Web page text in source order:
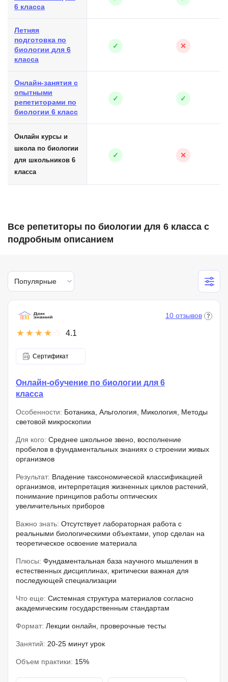
6 класса
Летняя
подготовка по
биологии для 6
класса
✓ ✕
Онлайн-занятия с
опытными
репетиторами по
биологии 6 класс
✓ ✓
Онлайн курсы и
школа по биологии
для школьников 6
класса
✓ ✕
Все репетиторы по биологии для 6 класса с
подробным описанием
Популярные
4.1
10 отзывов
Сертификат
Онлайн-обучение по биологии для 6
класса
Особенности: Ботаника, Альгология, Микология, Методы
световой микроскопии
Для кого: Среднее школьное звено, восполнение
пробелов в фундаментальных знаниях о строении живых
организмов
Результат: Владение таксономической классификацией
организмов, интерпретация жизненных циклов растений,
понимание принципов работы оптических
увеличительных приборов
Важно знать: Отсутствует лабораторная работа с
реальными биологическими объектами, упор сделан на
теоретическое освоение материала
Плюсы: Фундаментальная база научного мышления в
естественных дисциплинах, критически важная для
последующей специализации
Что еще: Системная структура материалов согласно
академическим государственным стандартам
Формат: Лекции онлайн, проверочные тесты
Занятий: 20-25 минут урок
Объем практики: 15%